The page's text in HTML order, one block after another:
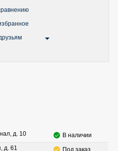
д. 10
В наличии
д. 61
Под заказ